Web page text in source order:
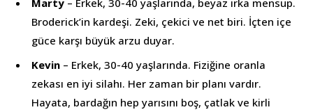
Marty – Erkek, 30-40 yaşlarında, beyaz ırka mensup.
Broderick’in kardeşi. Zeki, çekici ve net biri. İçten içe
güce karşı büyük arzu duyar.
Kevin – Erkek, 30-40 yaşlarında. Fiziğine oranla
zekası en iyi silahı. Her zaman bir planı vardır.
Hayata, bardağın hep yarısını boş, çatlak ve kirli